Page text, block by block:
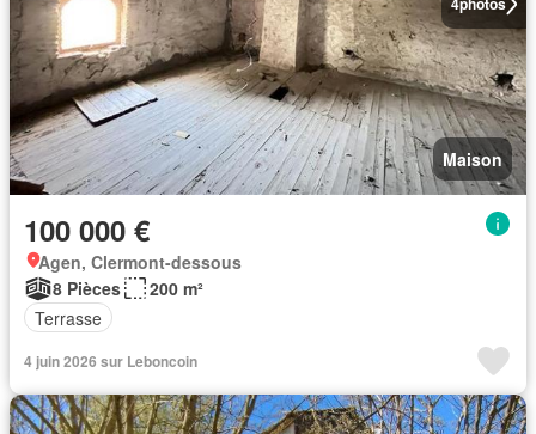
Maison
100 000 €
Agen, Clermont-dessous
8 Pièces
200 m²
Terrasse
4 juin 2026 sur Leboncoin